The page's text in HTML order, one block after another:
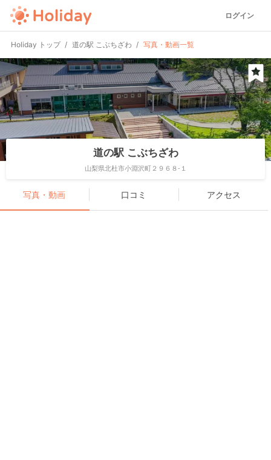
ログイン
Holiday トップ 道の駅 こぶちざわ 写真・動画一覧
道の駅 こぶちざわ
山梨県北杜市小淵沢町２９６８-１
写真・動画 口コミ アクセス